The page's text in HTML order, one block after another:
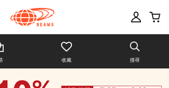
收藏 搜尋